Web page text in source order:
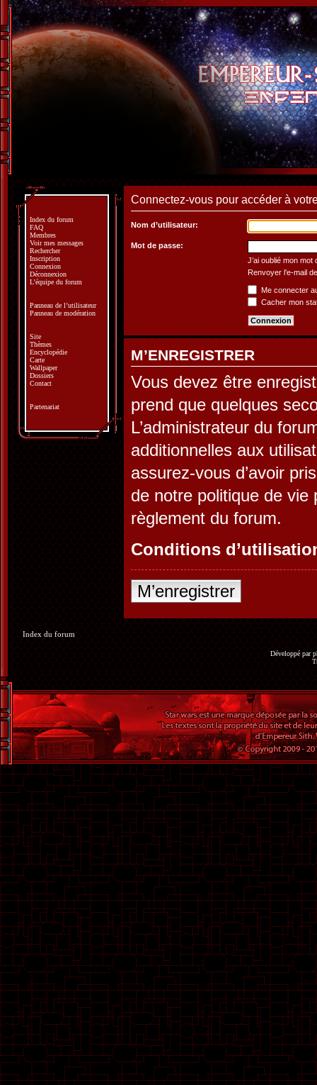
Connectez-vous pour accéder à
Nom d’utilisateur:
Mot de passe:
J’ai oublié mon mot
Renvoyer l’e-mail
Me connecter
Cacher mon
M’ENREGISTRER
Vous devez être
prend que quelques
L’administrateur du
additionnelles aux
assurez-vous d’avoir
de notre politique de vie
règlement du forum.
Conditions
M’enregistrer
Index du forum
FAQ
Membres
Voir mes messages
Rechercher
Inscription
Connexion
Déconnexion
L’équipe du forum
Panneau de l’utilisateur
Panneau de modération
Site
Thèmes
Encyclopédie
Carte
Wallpaper
Dossiers
Contact
Partenariat
Index du forum
Développé par